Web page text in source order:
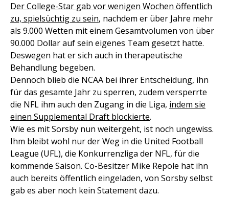
Der College-Star gab vor wenigen Wochen öffentlich
zu, spielsüchtig zu sein, nachdem er über Jahre mehr
als 9.000 Wetten mit einem Gesamtvolumen von über
90.000 Dollar auf sein eigenes Team gesetzt hatte.
Deswegen hat er sich auch in therapeutische
Behandlung begeben.
Dennoch blieb die NCAA bei ihrer Entscheidung, ihn
für das gesamte Jahr zu sperren, zudem versperrte
die NFL ihm auch den Zugang in die Liga, indem sie
einen Supplemental Draft blockierte.
Wie es mit Sorsby nun weitergeht, ist noch ungewiss.
Ihm bleibt wohl nur der Weg in die United Football
League (UFL), die Konkurrenzliga der NFL, für die
kommende Saison. Co-Besitzer Mike Repole hat ihn
auch bereits öffentlich eingeladen, von Sorsby selbst
gab es aber noch kein Statement dazu.